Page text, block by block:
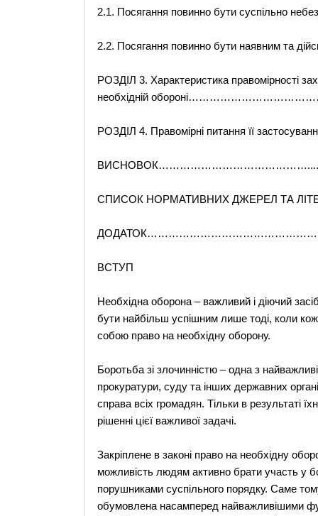
2.1. Посягання повинно бути
2.2. Посягання повинно бути наявним
РОЗДІЛ 3. Характеристика правомірності
необхідній
РОЗДІЛ 4. Правомірні питання її
СПИСОК НОРМАТИВНИХ ДЖЕРЕЛ ТА
ВСТУП
Необхідна оборона – важливий і діючий
бути найбільш успішним лише тоді, коли
собою право на необхідну оборону.
Боротьба зі злочинністю – одна з
прокуратури, суду та інших державних
справа всіх громадян. Тільки в результаті
рішенні цієї важливої задачі.
Закріплене в законі право на необхідну
можливість людям активно брати участь у
порушниками суспільного порядку. Саме
обумовлена насамперед найважливішими